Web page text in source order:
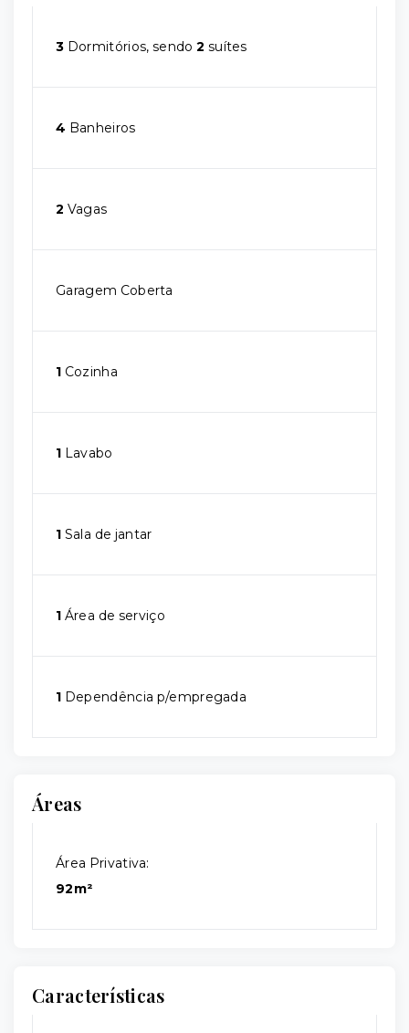
3 Dormitórios, sendo2 suítes
4 Banheiros
2 Vagas
Garagem Coberta
1 Cozinha
1 Lavabo
1 Sala de jantar
1 Área de serviço
1 Dependência p/empregada
Áreas
Área Privativa:
92m²
Características